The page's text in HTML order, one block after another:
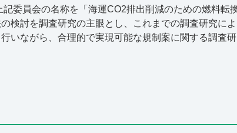
委員会の名称を「海運CO2排出削減のための燃料転
検討を調査研究の主眼とし、これまでの調査研究に
いながら、合理的で実現可能な規制案に関する調査